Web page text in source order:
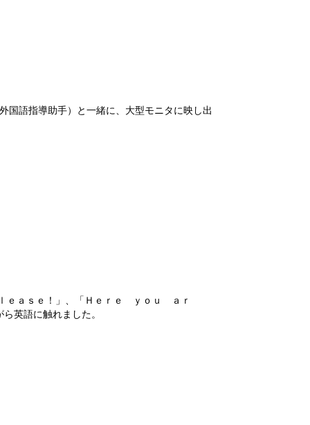
国語指導助手）と一緒に、大型モニタに映し出
ｅａｓｅ！」、「Ｈｅｒｅ ｙｏｕ ａｒ
英語に触れました。